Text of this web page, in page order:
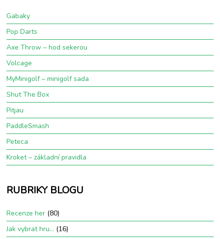
Gabaky
Pop Darts
Axe Throw – hod sekerou
Volcage
MyMinigolf – minigolf sada
Shut The Box
Pitjau
PaddleSmash
Peteca
Kroket – základní pravidla
RUBRIKY BLOGU
Recenze her (80)
Jak vybrat hru… (16)